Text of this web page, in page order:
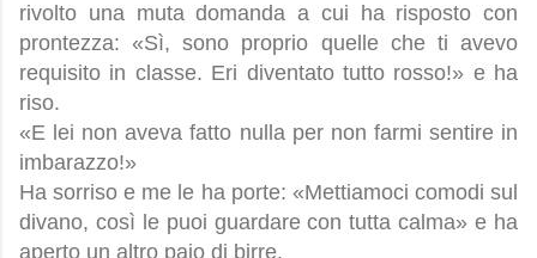
rivolto una muta domanda a cui ha risposto con
prontezza: «Sì, sono proprio quelle che ti avevo
requisito in classe. Eri diventato tutto rosso!» e ha
riso.
«E lei non aveva fatto nulla per non farmi sentire in
imbarazzo!»
Ha sorriso e me le ha porte: «Mettiamoci comodi sul
divano, così le puoi guardare con tutta calma» e ha
aperto un altro paio di birre.